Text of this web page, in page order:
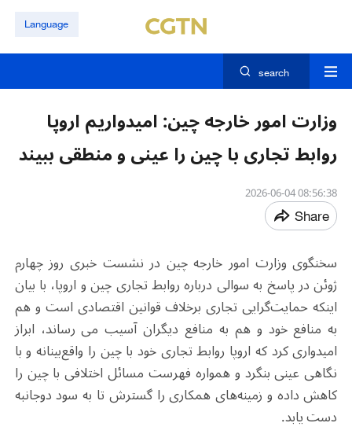
Language
search
وزارت امور خارجه چین: امیدواریم اروپا
روابط تجاری با چین را عینی و منطقی ببیند
08:56:38 2026-06-04
Share
سخنگوی وزارت امور خارجه چین در نشست خبری روز چهارم
ژوئن در پاسخ به سوالی درباره روابط تجاری چین و اروپا، با بیان
اینکه حمایت‌گرایی تجاری برخلاف قوانین اقتصادی است و هم
به منافع خود و هم به منافع دیگران آسیب می رساند، ابراز
امیدواری کرد که اروپا روابط تجاری خود با چین را واقع‌بینانه و با
نگاهی عینی بنگرد و همواره فهرست مسائل اختلافی با چین را
کاهش داده و زمینه‌های همکاری را گسترش تا به سود دوجانبه
دست یابد.